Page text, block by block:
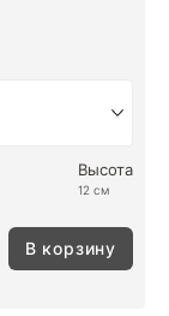
Высота
12 см
В корзину